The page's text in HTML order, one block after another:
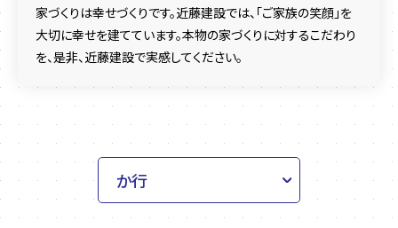
家づくりは幸せづくりです。近藤建設では、「ご家族の笑顔」を
大切に幸せを建てています。本物の家づくりに対するこだわり
を、是非、近藤建設で実感してください。